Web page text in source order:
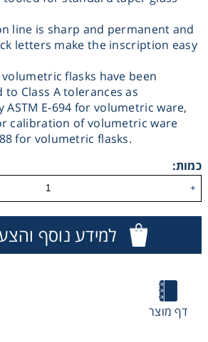
line is sharp and permanent and
letters make the inscription easy
volumetric flasks have been
Class A tolerances as
ASTM E-694 for volumetric ware,
­calibration of volumetric ware
for volumetric flasks.
כמות:
+
למידע נוסף
דף מוצר
Thermometry
Washing
Chromatography
Lab Essentials
Filtration
Glassware
Liquid Handling
Plasticware